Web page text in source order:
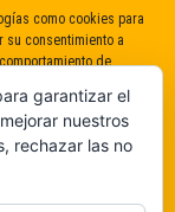
como cookies para
su consentimiento a
de
características y
garantizar el
nuestros
rechazar las no